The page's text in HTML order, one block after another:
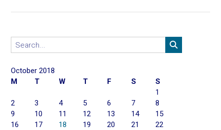
ok o
n
October 2018
M
T W T F S
S
1
2
3 4 5 6 7
8
9
10 11 12 13 14
15
16
17 18 19 20 21
22